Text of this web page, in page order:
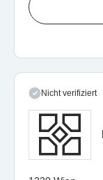
Nicht verifiziert